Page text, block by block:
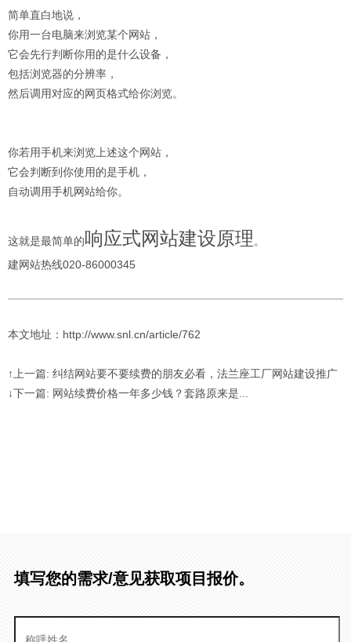
简单直白地说，
你用一台电脑来浏览某个网站，
它会先行判断你用的是什么设备，
包括浏览器的分辨率，
然后调用对应的网页格式给你浏览。
你若用手机来浏览上述这个网站，
它会判断到你使用的是手机，
自动调用手机网站给你。
这就是最简单的响应式网站建设原理 。
建网站热线020-86000345
本文地址：http://www.snl.cn/article/762
↑上一篇: 纠结网站要不要续费的朋友必看，法兰座工厂网站建设推广
↓下一篇: 网站续费价格一年多少钱？套路原来是...
填写您的需求/意见获取项目报价。